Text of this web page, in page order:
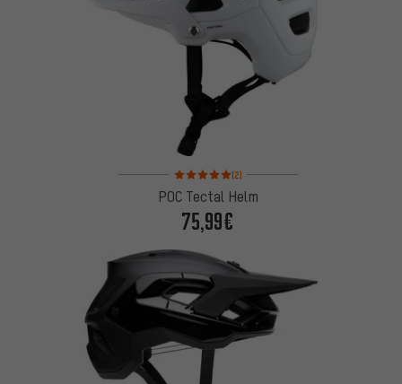
Bewertungen: 5 von 5 basierend auf 2
(2)
POC Tectal Helm
75,99€